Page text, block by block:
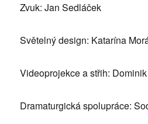
Zvuk: Jan Sedláček
Světelný design: Katarína
Videoprojekce a střih:
Dramaturgická spolupráce: